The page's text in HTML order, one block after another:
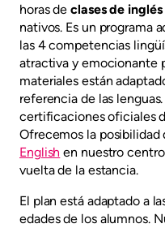
horas declases de inglés
nativos. Es un programa
las 4 competencias
atractiva y emocionante
materiales están
referencia de las
certificaciones oficiales
Ofrecemos la posibilidad
English en nuestro
vuelta de la estancia.
El plan está adaptado a
edades de los alumnos.